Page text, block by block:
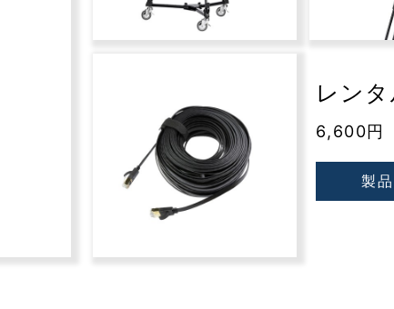
レン
6,600円
製